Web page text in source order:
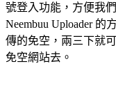
號登入功能，方便我
Neembuu Uploader
傳的免空，兩三下就
免空網站去。